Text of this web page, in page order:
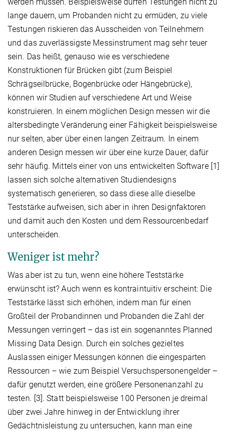
lange dauern, um Probanden nicht zu ermüden, zu viele
Testungen riskieren das Ausscheiden von Teilnehmern
und das zuverlässigste Messinstrument mag sehr teuer
sein. Das heißt, genauso wie es verschiedene
Konstruktionen für Brücken gibt (zum Beispiel
Schrägseilbrücke, Bogenbrücke oder Hängebrücke),
können wir Studien auf verschiedene Art und Weise
konstruieren. In einem möglichen Design messen wir die
altersbedingte Veränderung einer Fähigkeit beispielsweise
nur selten, aber über einen langen Zeitraum. In einem
anderen Design messen wir über eine kurze Dauer, dafür
sehr häufig. Mittels einer von uns entwickelten Software [1]
lassen sich solche alternativen Studiendesigns
systematisch generieren, so dass diese alle dieselbe
Teststärke aufweisen, sich aber in ihren Designfaktoren
und damit auch den Kosten und dem Ressourcenbedarf
unterscheiden.
Weniger ist mehr?
Was aber ist zu tun, wenn eine höhere Teststärke
erwünscht ist? Auch wenn es kontraintuitiv erscheint: Die
Teststärke lässt sich erhöhen, indem man für einen
Großteil der Probandinnen und Probanden die Zahl der
Messungen verringert – das ist ein sogenanntes Planned
Missing Data Design. Durch ein solches gezieltes
Auslassen einiger Messungen können die eingesparten
Ressourcen – wie zum Beispiel Versuchspersonengelder –
dafür genutzt werden, eine größere Personenanzahl zu
testen. [3]. Statt beispielsweise 100 Personen je dreimal
über zwei Jahre hinweg in der Entwicklung ihrer
Gedächtnisleistung zu untersuchen, kann man eine